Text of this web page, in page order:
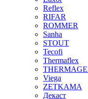
Reflex
RIFAR
ROMMER
Sanha
STOUT
Tecofi
Thermaflex
Viega
ZETKAMA
Декаст